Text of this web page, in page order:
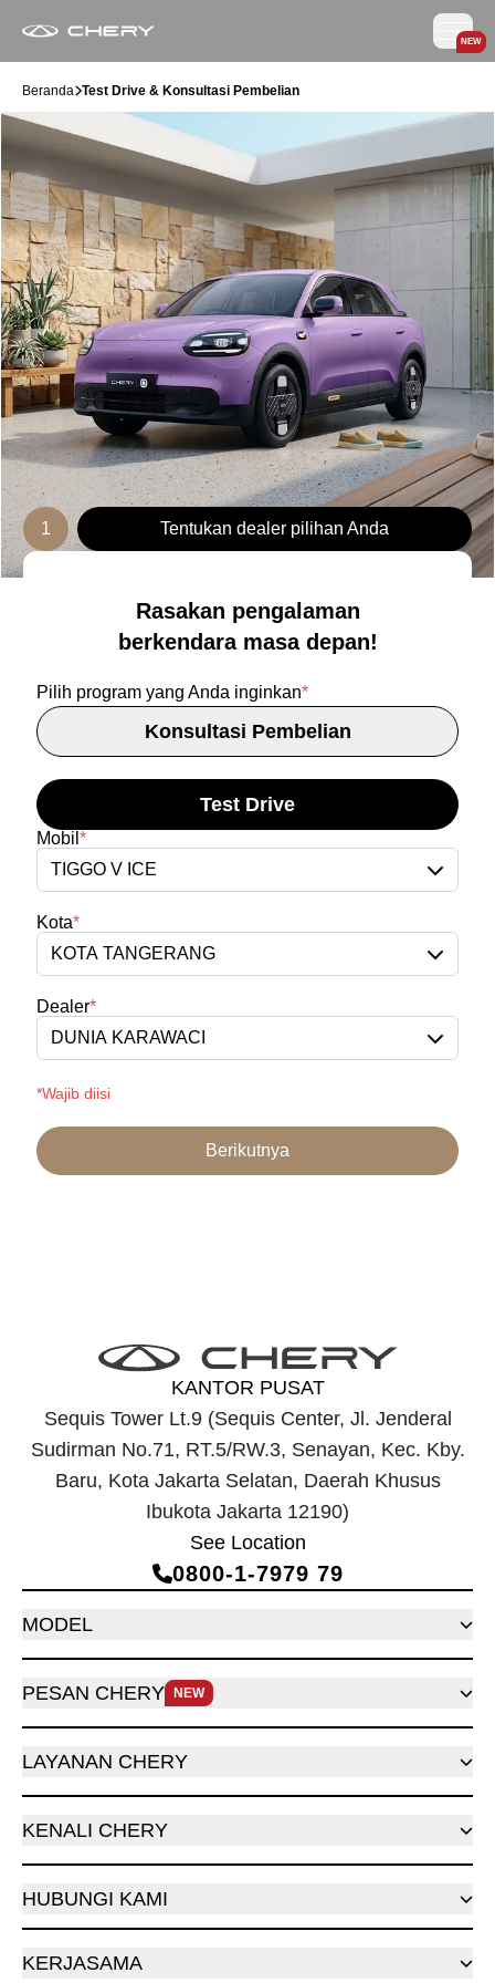
NEW
Beranda Test Drive & Konsultasi Pembelian
1 Tentukan dealer pilihan Anda
Rasakan pengalaman
berkendara masa depan!
Pilih program yang Anda inginkan*
Konsultasi Pembelian
Test Drive
Mobil *
TIGGO V ICE
Kota*
KOTA TANGERANG
Dealer*
DUNIA KARAWACI
*Wajib diisi
Berikutnya
KANTOR PUSAT
Sequis Tower Lt.9 (Sequis Center, Jl. Jenderal
Sudirman No.71, RT.5/RW.3, Senayan, Kec. Kby.
Baru, Kota Jakarta Selatan, Daerah Khusus
Ibukota Jakarta 12190)
See Location
0800‑1‑7979 79
MODEL
PESAN CHERY NEW
LAYANAN CHERY
KENALI CHERY
HUBUNGI KAMI
KERJASAMA